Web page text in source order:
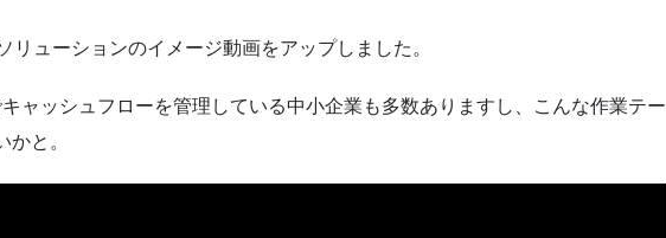
リューションのイメージ動画をアップしました。
ャッシュフローを管理している中小企業も多数ありますし、こんな作業テー
と。